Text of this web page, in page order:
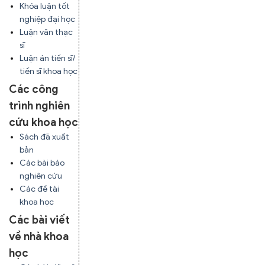
Khóa luận tốt
nghiệp đại học
Luận văn thạc
sĩ
Luận án tiến sĩ/
tiến sĩ khoa học
Các công
trình nghiên
cứu khoa học
Sách đã xuất
bản
Các bài báo
nghiên cứu
Các đề tài
khoa học
Các bài viết
về nhà khoa
học